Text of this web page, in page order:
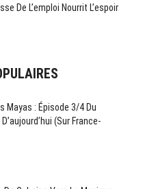
De L’emploi Nourrit L’espoir
Mayas : Épisode 3/4 Du
(sur France-